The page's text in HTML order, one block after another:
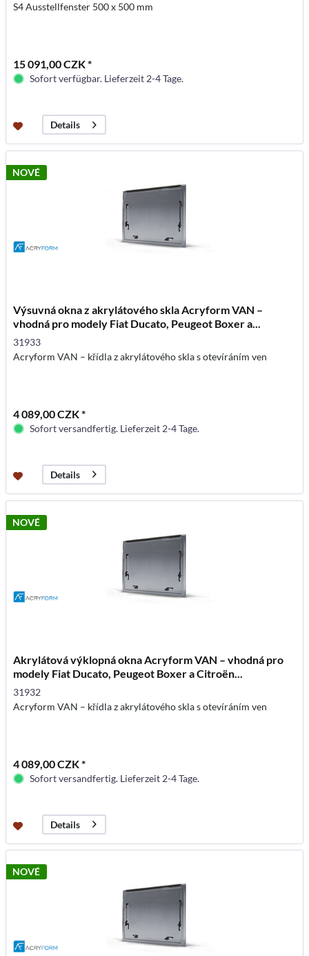
S4 Ausstellfenster 500 x 500 mm
15 091,00 CZK *
Sofort verfügbar. Lieferzeit 2-4 Tage.
Details
NOVÉ
Výsuvná okna z akrylátového skla Acryform VAN –
vhodná pro modely Fiat Ducato, Peugeot Boxer a...
31933
Acryform VAN – křídla z akrylátového skla s otevíráním ven
4 089,00 CZK *
Sofort versandfertig. Lieferzeit 2-4 Tage.
Details
NOVÉ
Akrylátová výklopná okna Acryform VAN – vhodná pro
modely Fiat Ducato, Peugeot Boxer a Citroën...
31932
Acryform VAN – křídla z akrylátového skla s otevíráním ven
4 089,00 CZK *
Sofort versandfertig. Lieferzeit 2-4 Tage.
Details
NOVÉ